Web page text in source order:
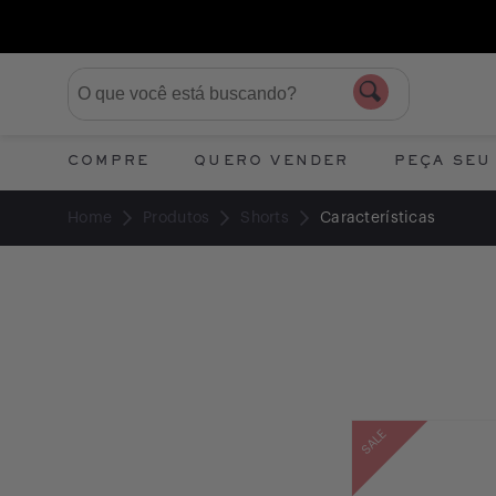
COMPRE QUERO VENDER PEÇA
Home Produtos Shorts Características
SALE